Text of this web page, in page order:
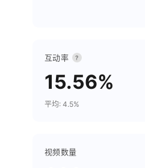
互动率 ?
15.56%
平均: 4.5%
视频数量